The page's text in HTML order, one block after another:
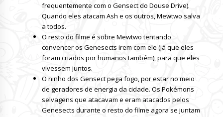
frequentemente com o Gensect do Douse Drive).
Quando eles atacam Ash e os outros, Mewtwo salva
a todos.
O resto do filme é sobre Mewtwo tentando
convencer os Genesects irem com ele (já que eles
foram criados por humanos também), para que eles
vivessem juntos.
O ninho dos Gensect pega fogo, por estar no meio
de geradores de energia da cidade. Os Pokémons
selvagens que atacavam e eram atacados pelos
Genesects durante o resto do filme agora se juntam